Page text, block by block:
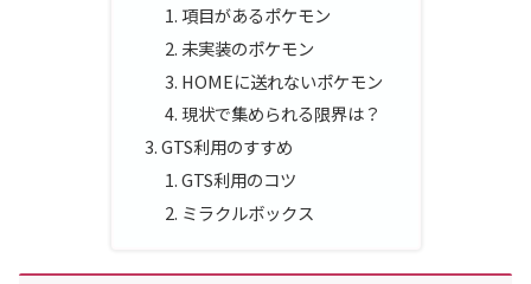
項目があるポケモン
未実装のポケモン
HOMEに送れないポケモン
現状で集められる限界は？
GTS利用のすすめ
GTS利用のコツ
ミラクルボックス